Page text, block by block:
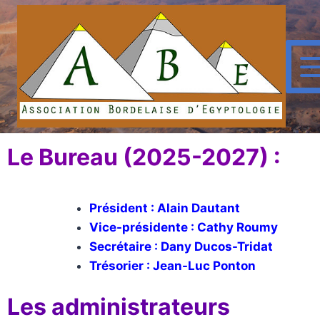
Le Bureau (2025-2027) :
Président : Alain Dautant
Vice-présidente : Cathy Roumy
Secrétaire : Dany Ducos-Tridat
Trésorier : Jean-Luc Ponton
Les administrateurs